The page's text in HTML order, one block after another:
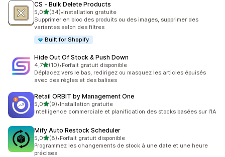
CS ‑ Bulk Delete Products
5,0étoile(s) sur 5
(34)
34 avis au total
•Installation gratuite
Supprimer en bloc des produits ou des images, supprimer des
variantes selon des filtres
Built for Shopify
Hide Out Of Stock & Push Down
4,7étoile(s) sur 5
(10)
10 avis au total
•Forfait gratuit disponible
Déplacez vers le bas, redirigez ou masquez les articles épuisés
avec des règles et des balises
Retail ORBIT by Management One
5,0étoile(s) sur 5
(9)
9 avis au total
•Installation gratuite
Intelligence commerciale et planification des stocks basées sur l’IA
Mify Auto Restock Scheduler
5,0étoile(s) sur 5
(8)
8 avis au total
•Forfait gratuit disponible
Programmez les changements de stock à une date et une heure
précises